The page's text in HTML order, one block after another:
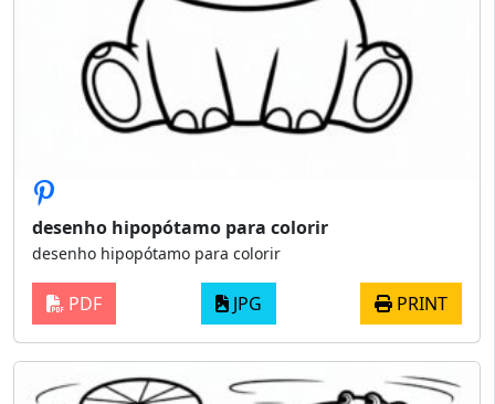
desenho hipopótamo para colorir
desenho hipopótamo para colorir
PDF JPG PRINT